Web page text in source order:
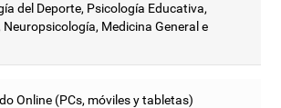
del Deporte, Psicología Educativa,
Neuropsicología, Medicina General e
Online (PCs, móviles y tabletas)